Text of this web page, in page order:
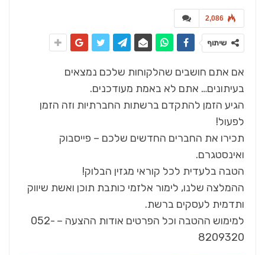
2,086
שיתוף
אם אתם חושבים שהלקוחות שלכם נמצאים
בעיתונים… אתם לא באמת מעודכנים.
הגיע הזמן להתקדם ברשתות החברתיות וזה הזמן
לפעול!
תכירו את החברים החדשים שלכם – פייסבוק
ואינסטגרם.
הטבה בלעדית לכל קוראי מגזין הבלוק!
ההמלצה שלנו, לימור אלזמי כותבת תוכן ואשת שיווק
ותדמית לעסקים ברשת.
למימוש ההטבה וכל הפרטים אודות ההצעה – 052-
8209320